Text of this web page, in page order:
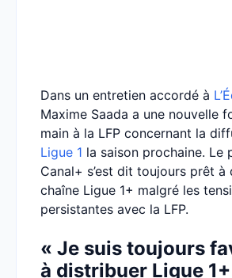
Dans un entretien accordé à
Maxime Saada a une nouvelle
main à la LFP concernant la
Ligue 1 la saison prochaine. Le
Canal+ s’est dit toujours prêt à
chaîne Ligue 1+ malgré les
persistantes avec la LFP.
« Je suis toujours
à distribuer Ligue